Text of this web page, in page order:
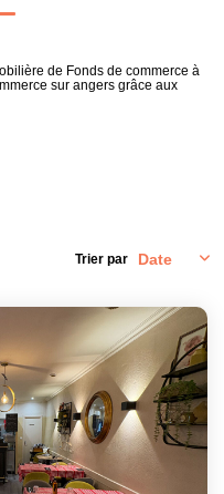
de Fonds de commerce à
sur angers grâce aux
Trier par